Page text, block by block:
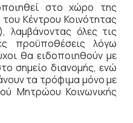
στο χώρο της
Κέντρου Κοινότητας
λαμβάνοντας όλες τις
προϋποθέσεις λόγω
θα ειδοποιηθούν με
σημείο διανομής, ενώ
τα τρόφιμα μόνο με
Μητρώου Κοινωνικής